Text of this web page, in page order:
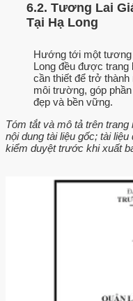
6.2. Tương Lai
Tại Hạ Long
Hướng tới một tương
Long đều được trang
cần thiết để trở
môi trường, góp
đẹp và bền vững.
Tóm tắt và mô tả trên
nội dung tài liệu gốc; tài
kiểm duyệt trước khi xuất